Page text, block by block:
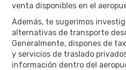
venta disponibles en el
Además, te sugerimos
alternativas de transporte
Generalmente, dispones de
y servicios de traslado
información dentro del